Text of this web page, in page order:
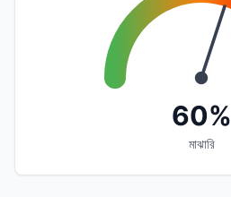
60%
মাঝারি